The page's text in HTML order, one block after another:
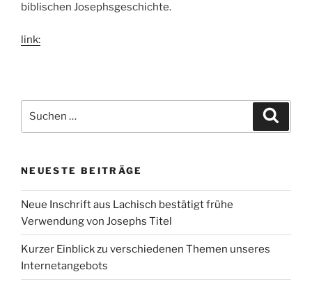
biblischen Josephsgeschichte.
link:
nach:
NEUESTE BEITRÄGE
Neue Inschrift aus Lachisch bestätigt frühe
Verwendung von Josephs Titel
Kurzer Einblick zu verschiedenen Themen unseres
Internetangebots